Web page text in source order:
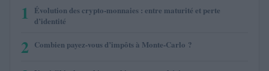
1
Évolution des crypto-monnaies : entre maturité et perte
d’identité
2 Combien payez-vous d’impôts à Monte-Carlo ?